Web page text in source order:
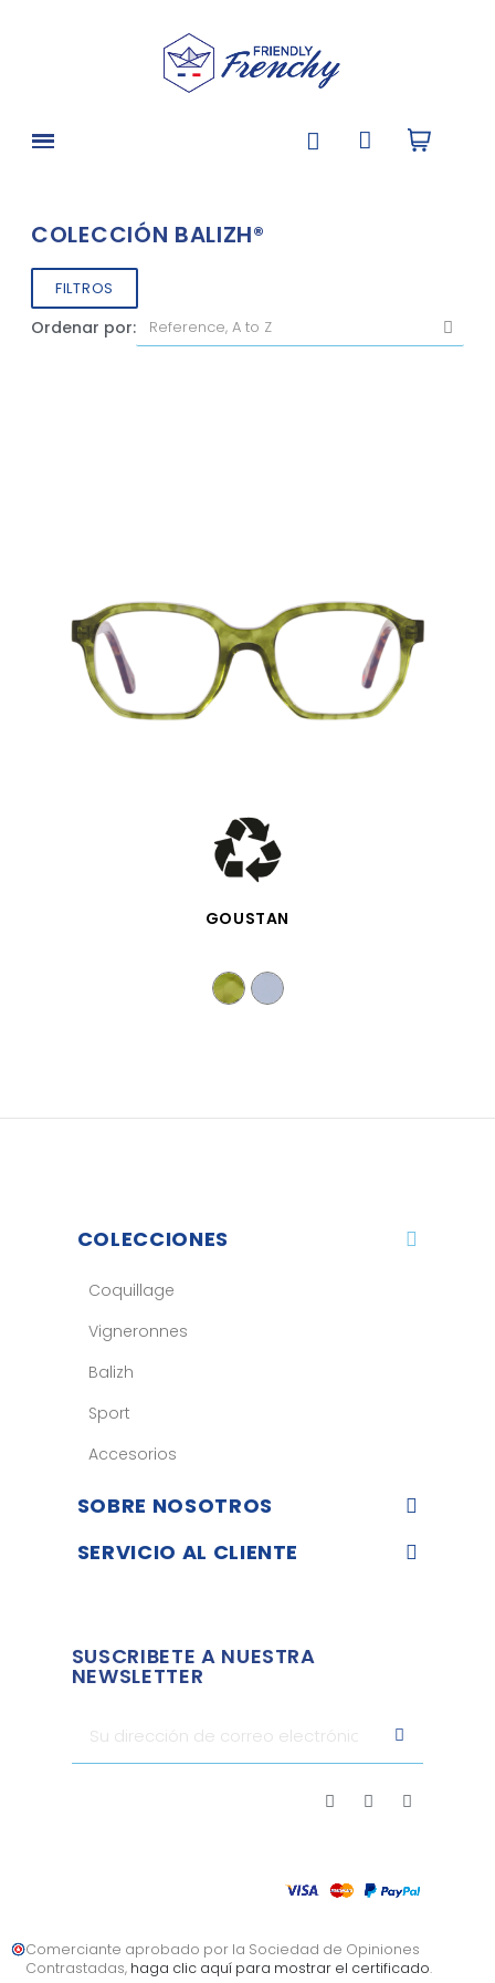
COLECCIÓN BALIZH®
FILTROS
Ordenar por:
VISTA RÁPIDA
GOUSTAN
COLECCIONES
Coquillage
Vigneronnes
Balizh
Sport
Accesorios
SOBRE NOSOTROS
SERVICIO AL CLIENTE
SUSCRIBETE A NUESTRA
NEWSLETTER
Comerciante aprobado por la Sociedad de Opiniones
Contrastadas, haga clic aquí para mostrar el certificado.